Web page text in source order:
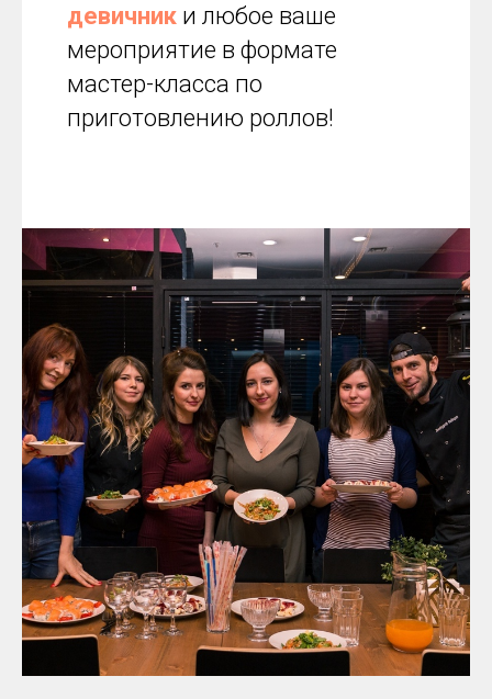
девичники любое ваше
мероприятие в формате
мастер-класса по
приготовлению роллов!